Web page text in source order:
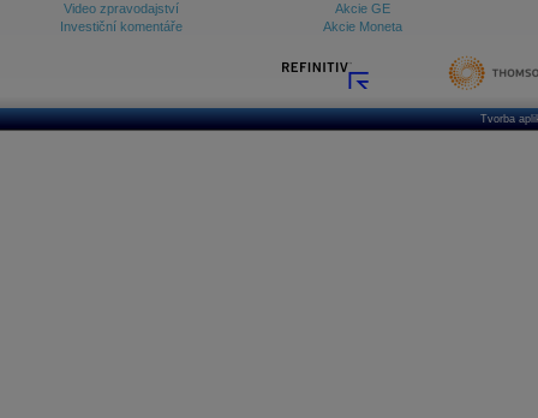
Video zpravodajství
Investiční komentáře
Akcie GE
Akcie Moneta
Tvorba